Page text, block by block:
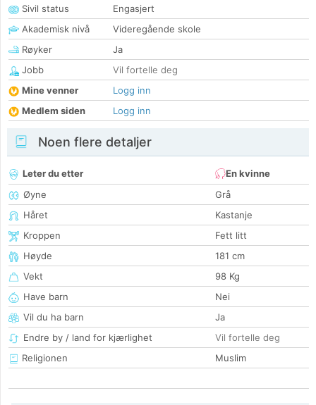
Sivil status
Engasjert
Akademisk nivå
Videregående skole
Røyker
Ja
Jobb
Vil fortelle deg
Mine venner
Logg inn
Medlem siden
Logg inn
Noen flere detaljer
Leter du etter
En kvinne
Øyne
Grå
Håret
Kastanje
Kroppen
Fett litt
Høyde
181 cm
Vekt
98 Kg
Have barn
Nei
Vil du ha barn
Ja
Endre by / land for kjærlighet
Vil fortelle deg
Religionen
Muslim